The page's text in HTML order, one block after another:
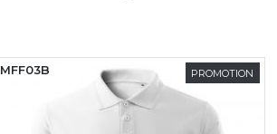
PROMOTION
MFF03B